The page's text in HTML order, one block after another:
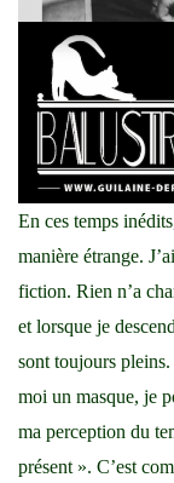
En ces temps
manière étrange.
fiction. Rien n’a
et lorsque je
sont toujours
moi un masque, je
ma perception du
présent ». C’est